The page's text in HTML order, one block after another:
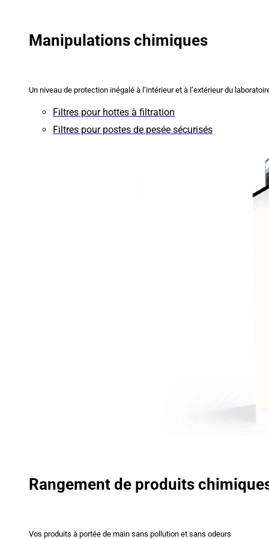
Manipulations chimiques
Un niveau de protection inégalé à l’intérieur et à l’extérieur du
Filtres pour hottes à filtration
Filtres pour postes de pesée sécurisés
Rangement de produits
Vos produits à portée de main sans pollution et sans odeurs